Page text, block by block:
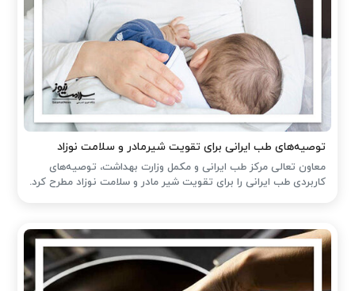
توصیه‌های طب ایرانی برای تقویت شیرمادر و سلامت نوزاد
معاون تعالی مرکز طب ایرانی و مکمل وزارت بهداشت، توصیه‌های
کاربردی طب ایرانی را برای تقویت شیر مادر و سلامت نوزاد مطرح کرد.